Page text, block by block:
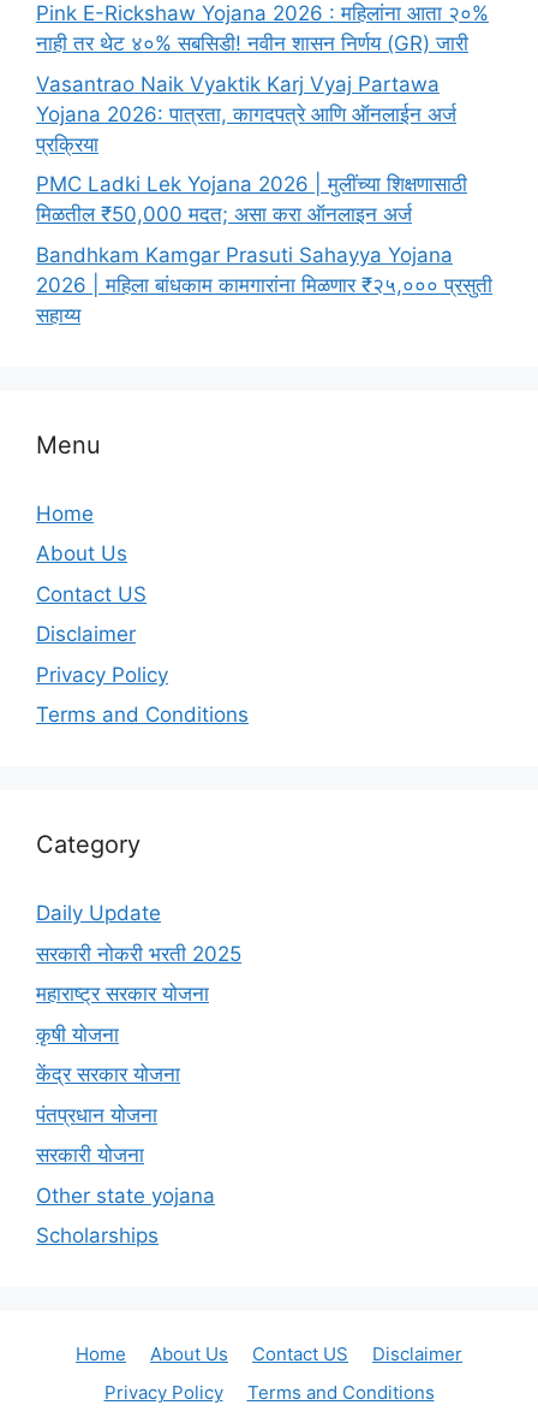
Pink E-Rickshaw Yojana 2026 : महिलांना आता २०%
नाही तर थेट ४०% सबसिडी! नवीन शासन निर्णय (GR) जारी
Vasantrao Naik Vyaktik Karj Vyaj Partawa
Yojana 2026: पात्रता, कागदपत्रे आणि ऑनलाईन अर्ज
प्रक्रिया
PMC Ladki Lek Yojana 2026 | मुलींच्या शिक्षणासाठी
मिळतील ₹50,000 मदत; असा करा ऑनलाइन अर्ज
Bandhkam Kamgar Prasuti Sahayya Yojana
2026 | महिला बांधकाम कामगारांना मिळणार ₹२५,००० प्रसुती
सहाय्य
Menu
Home
About Us
Contact US
Disclaimer
Privacy Policy
Terms and Conditions
Category
Daily Update
सरकारी नोकरी भरती 2025
महाराष्ट्र सरकार योजना
कृषी योजना
केंद्र सरकार योजना
पंतप्रधान योजना
सरकारी योजना
Other state yojana
Scholarships
Home About Us Contact US
Disclaimer
Privacy Policy
Terms and Conditions